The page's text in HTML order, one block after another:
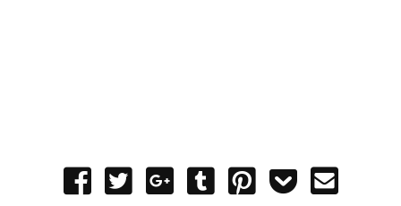
Share
Tweet
Share
Post
Pin
Add